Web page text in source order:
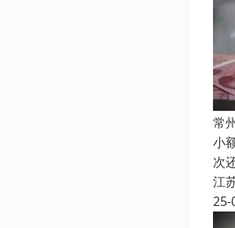
常
小
次
江
25-